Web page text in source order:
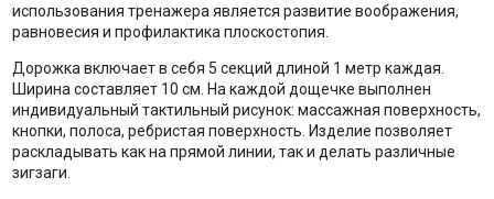
использования тренажера является развитие воображения,
равновесия и профилактика плоскостопия.
Дорожка включает в себя 5 секций длиной 1 метр каждая.
Ширина составляет 10 см. На каждой дощечке выполнен
индивидуальный тактильный рисунок: массажная поверхность,
кнопки, полоса, ребристая поверхность. Изделие позволяет
раскладывать как на прямой линии, так и делать различные
зигзаги.